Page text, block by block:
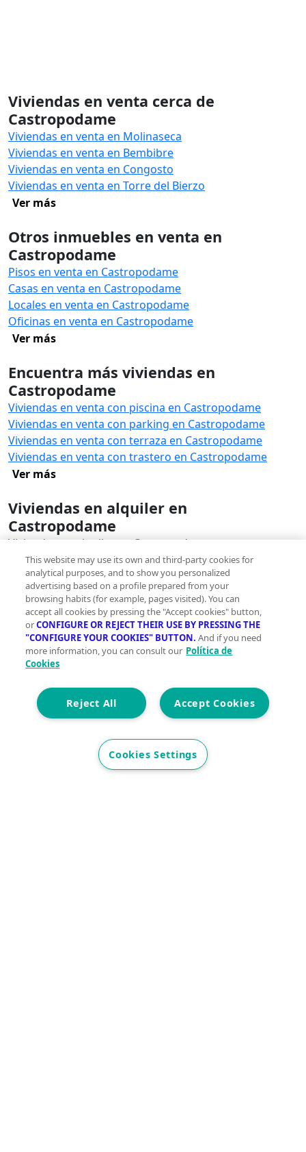
Viviendas en venta cerca de
Castropodame
Viviendas en venta en Molinaseca
Viviendas en venta en Bembibre
Viviendas en venta en Congosto
Viviendas en venta en Torre del Bierzo
Ver más
Otros inmuebles en venta en
Castropodame
Pisos en venta en Castropodame
Casas en venta en Castropodame
Locales en venta en Castropodame
Oficinas en venta en Castropodame
Ver más
Encuentra más viviendas en
Castropodame
Viviendas en venta con piscina en Castropodame
Viviendas en venta con parking en Castropodame
Viviendas en venta con terraza en Castropodame
Viviendas en venta con trastero en Castropodame
Ver más
Viviendas en alquiler en
Castropodame
Viviendas en alquiler en Castropodame
Innovación sostenible y gestos sencillos para una
Comprometidas con tu presente para que vivas
mejor mañana
This website may use its own and third-party cookies for
analytical purposes, and to show you personalized
advertising based on a profile prepared from your
browsing habits (for example, pages visited). You can
accept all cookies by pressing the "Accept cookies" button,
orCONFIGURE OR REJECT THEIR USE BY PRESSING THE
"CONFIGURE YOUR COOKIES" BUTTON. And if you need
more information, you can consult our Política de
Cookies
Accept Cookies
Reject All
Cookies Settings